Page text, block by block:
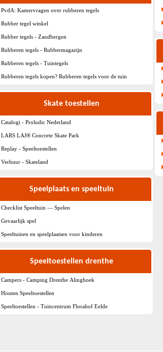
PvdA: Kamervragen over rubberen tegels
Rubber tegel winkel
Rubber tegels - Zandbergen
Rubberen tegels - Rubbermagazijn
Rubberen tegels - Tuintegels
Rubberen tegels kopen? Rubberen tegels voor de tuin
Skate toestellen
Catalogi - Proludic Nederland
LARS LAJ® Concrete Skate Park
Replay - Speeltoestellen
Verhuur - Skateland
Speelplaats en speeltuin
Checklist Speeltuin — Spelen
Gevaarlijk spel
Speeltuinen en speelplaatsen voor kinderen
Speeltoestellen drenthe
Campers - Camping Drenthe Alinghoek
Houten Speeltoestellen
Speeltoestellen - Tuincentrum Florahof Eelde